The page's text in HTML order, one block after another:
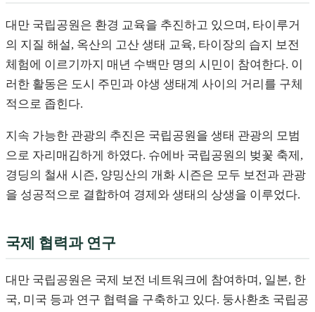
대만 국립공원은 환경 교육을 추진하고 있으며, 타이루거
의 지질 해설, 옥산의 고산 생태 교육, 타이장의 습지 보전
체험에 이르기까지 매년 수백만 명의 시민이 참여한다. 이
러한 활동은 도시 주민과 야생 생태계 사이의 거리를 구체
적으로 좁힌다.
지속 가능한 관광의 추진은 국립공원을 생태 관광의 모범
으로 자리매김하게 하였다. 슈에바 국립공원의 벚꽃 축제,
경딩의 철새 시즌, 양밍산의 개화 시즌은 모두 보전과 관광
을 성공적으로 결합하여 경제와 생태의 상생을 이루었다.
국제 협력과 연구
대만 국립공원은 국제 보전 네트워크에 참여하며, 일본, 한
국, 미국 등과 연구 협력을 구축하고 있다. 둥사환초 국립공